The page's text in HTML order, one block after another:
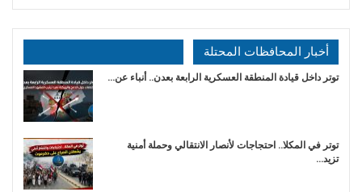
أخبار المحافظات المحتلة
توتر داخل قيادة المنطقة العسكرية الرابعة بعدن.. أنباء عن…
توتر في المكلا.. احتجاجات لأنصار الانتقالي وحملة أمنية
تزيد…